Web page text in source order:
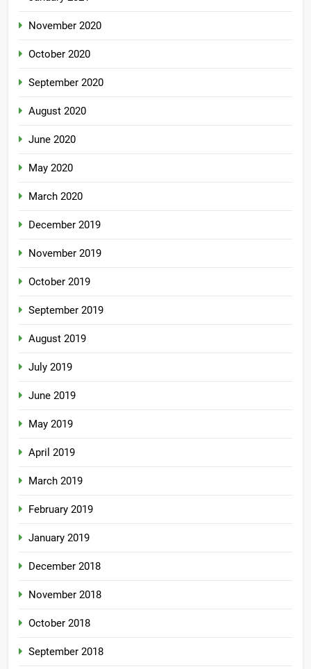
November 2020
October 2020
September 2020
August 2020
June 2020
May 2020
March 2020
December 2019
November 2019
October 2019
September 2019
August 2019
July 2019
June 2019
May 2019
April 2019
March 2019
February 2019
January 2019
December 2018
November 2018
October 2018
September 2018